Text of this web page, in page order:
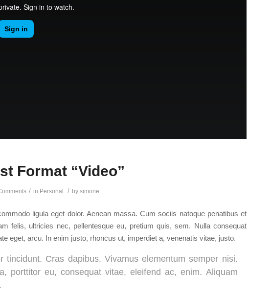
Format “Video”
/ in Personal / by simone
ligula eget dolor. Aenean massa. Cum sociis natoque penatibus et
felis, ultricies nec, pellentesque eu, pretium quis, sem. Nulla consequat
eget, arcu. In enim justo, rhoncus ut, imperdiet a, venenatis vitae, justo.
Cras dapibus. Vivamus elementum semper nisi.
porttitor eu, consequat vitae, eleifend ac, enim. Aliquam